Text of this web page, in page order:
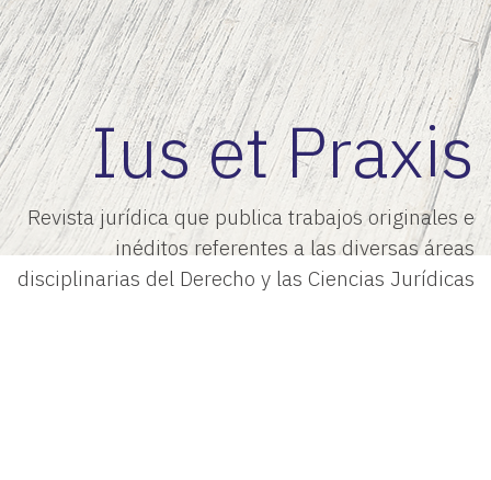
Ius et Praxis
Revista jurídica que publica trabajos originales e
inéditos referentes a las diversas áreas
disciplinarias del Derecho y las Ciencias Jurídicas